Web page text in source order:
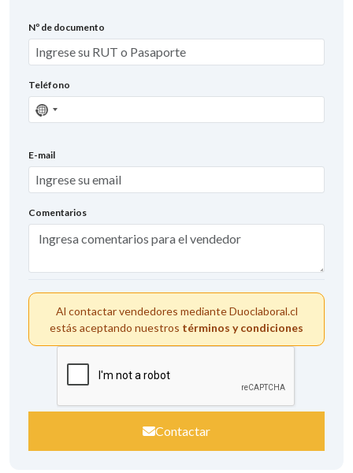
Nº de documento
Teléfono
Sin
país
E-mail
Comentarios
Al contactar vendedores mediante Duoclaboral.cl
estás aceptando nuestros términos y condiciones
Contactar